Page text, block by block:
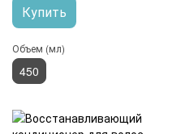
Купить
Объем (мл)
450